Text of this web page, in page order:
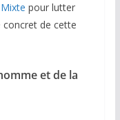
pour lutter
de cette
et de la